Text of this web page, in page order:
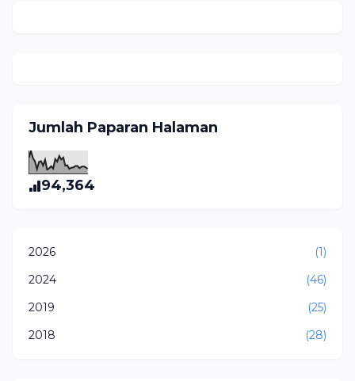
Jumlah Paparan Halaman
94,364
2026
(1)
2024
(46)
2019
(25)
2018
(28)